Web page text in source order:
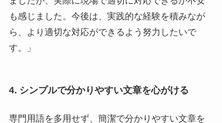
も感じました。今後は、実践的な経験を積みなが
ら、より適切な対応ができるよう努力したいで
す。」
4. シンプルで分かりやすい文章を心がける
専門用語を多用せず、簡潔で分かりやすい文章を